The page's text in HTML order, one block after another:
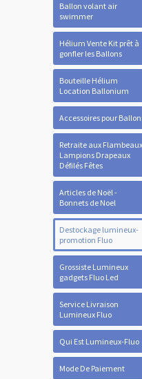
Ballon volant air
swimmer
Hélium Vente Kit prêt à
gonfler les Ballons
Bouteille Hélium
Location Ballonium
Accessoires pour
Retraite aux Flambeaux
Lampions Drapeaux
Défilés Fêtes
Articles de Noël -
Bonnets de Noel
Destockage lumineux-
promotion Fluo
Grossiste Lumineux
gadgets Fluo Led
Service Livraison
Lumineux Fluo
Qui Est Lumineux-Fluo
Mode De Paiement